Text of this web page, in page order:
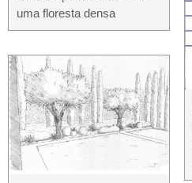
uma floresta densa